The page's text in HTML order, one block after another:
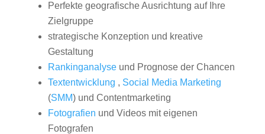
Perfekte geografische Ausrichtung auf Ihre
Zielgruppe
strategische Konzeption und kreative
Gestaltung
Rankinganalyseund Prognose der Chancen
Textentwicklung , Social Media Marketing
(SMM) und Contentmarketing
Fotografien und Videos mit eigenen
Fotografen